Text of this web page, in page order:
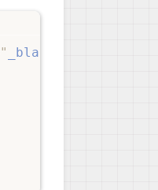
" _blank